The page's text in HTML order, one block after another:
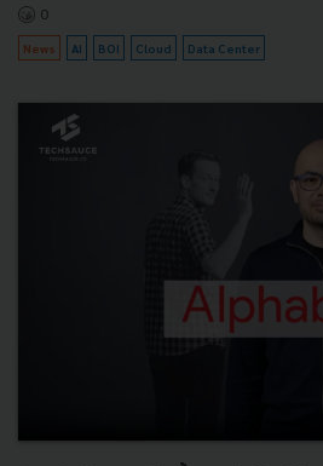
0
News AI BOI Cloud Data Center